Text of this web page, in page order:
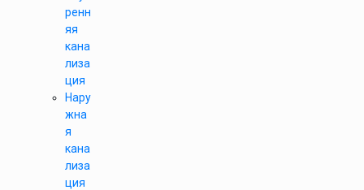
ренн
яя
кана
лиза
ция
Нару
жна
я
кана
лиза
ция